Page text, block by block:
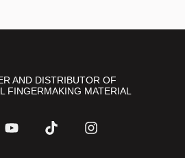
página
AND DISTRIBUTOR OF
FINGERMAKING MATERIAL
o
i
n